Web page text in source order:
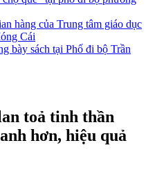
hàng của Trung tâm giáo dục
Cái
bày sách tại Phố đi bộ Trần
toả tinh thần
hơn, hiệu quả